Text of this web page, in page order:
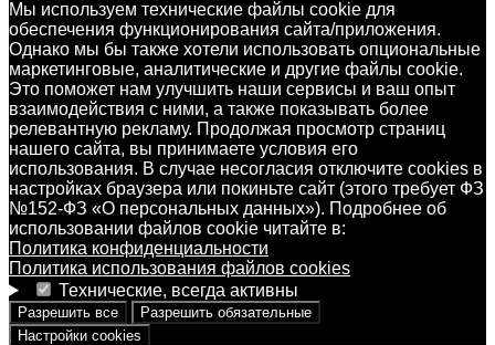
Мы используем технические файлы cookie для
обеспечения функционирования сайта/приложения.
Однако мы бы также хотели использовать опциональные
маркетинговые, аналитические и другие файлы cookie.
Это поможет нам улучшить наши сервисы и ваш опыт
взаимодействия с ними, а также показывать более
релевантную рекламу. Продолжая просмотр страниц
нашего сайта, вы принимаете условия его
использования. В случае несогласия отключите cookies в
настройках браузера или покиньте сайт (этого требует ФЗ
№152-ФЗ «О персональных данных»). Подробнее об
использовании файлов cookie читайте в:
Политика конфиденциальности
Политика использования файлов cookies
Технические, всегда активны
Разрешить все
Разрешить обязательные
Настройки cookies